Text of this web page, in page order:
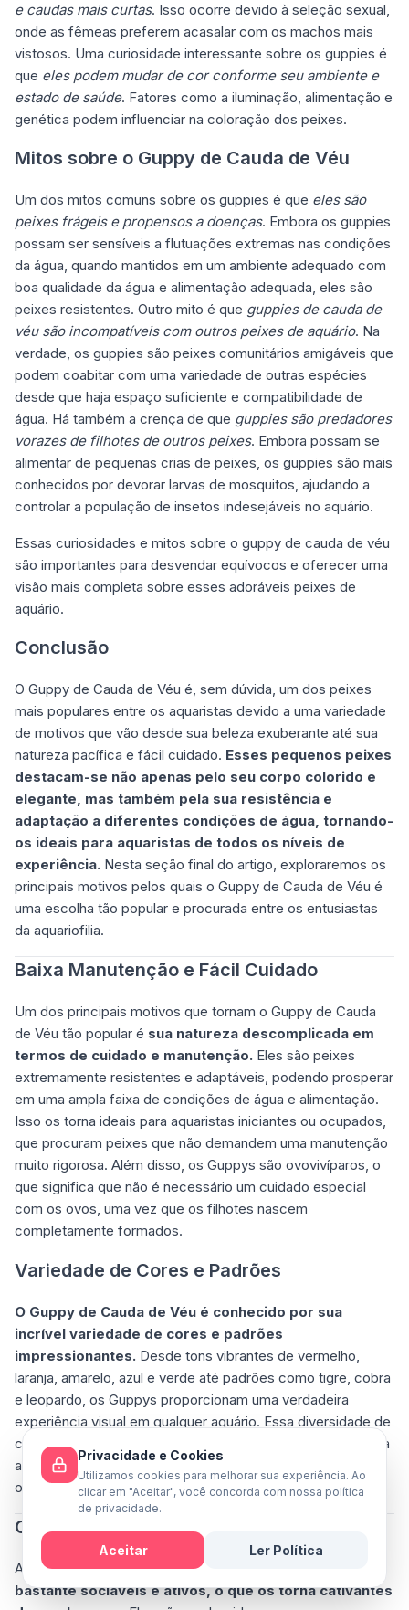
e caudas mais curtas. Isso ocorre devido à seleção sexual,
onde as fêmeas preferem acasalar com os machos mais
vistosos. Uma curiosidade interessante sobre os guppies é
que eles podem mudar de cor conforme seu ambiente e
estado de saúde. Fatores como a iluminação, alimentação e
genética podem influenciar na coloração dos peixes.
Mitos sobre o Guppy de Cauda de Véu
Um dos mitos comuns sobre os guppies é que eles são
peixes frágeis e propensos a doenças. Embora os guppies
possam ser sensíveis a flutuações extremas nas condições
da água, quando mantidos em um ambiente adequado com
boa qualidade da água e alimentação adequada, eles são
peixes resistentes. Outro mito é que guppies de cauda de
véu são incompatíveis com outros peixes de aquário. Na
verdade, os guppies são peixes comunitários amigáveis que
podem coabitar com uma variedade de outras espécies
desde que haja espaço suficiente e compatibilidade de
água. Há também a crença de que guppies são predadores
vorazes de filhotes de outros peixes. Embora possam se
alimentar de pequenas crias de peixes, os guppies são mais
conhecidos por devorar larvas de mosquitos, ajudando a
controlar a população de insetos indesejáveis no aquário.
Essas curiosidades e mitos sobre o guppy de cauda de véu
são importantes para desvendar equívocos e oferecer uma
visão mais completa sobre esses adoráveis peixes de
aquário.
Conclusão
O Guppy de Cauda de Véu é, sem dúvida, um dos peixes
mais populares entre os aquaristas devido a uma variedade
de motivos que vão desde sua beleza exuberante até sua
natureza pacífica e fácil cuidado. Esses pequenos peixes
destacam-se não apenas pelo seu corpo colorido e
elegante, mas também pela sua resistência e
adaptação a diferentes condições de água, tornando-
os ideais para aquaristas de todos os níveis de
experiência. Nesta seção final do artigo, exploraremos os
principais motivos pelos quais o Guppy de Cauda de Véu é
uma escolha tão popular e procurada entre os entusiastas
da aquariofilia.
Baixa Manutenção e Fácil Cuidado
Um dos principais motivos que tornam o Guppy de Cauda
de Véu tão popular é sua natureza descomplicada em
termos de cuidado e manutenção. Eles são peixes
extremamente resistentes e adaptáveis, podendo prosperar
em uma ampla faixa de condições de água e alimentação.
Isso os torna ideais para aquaristas iniciantes ou ocupados,
que procuram peixes que não demandem uma manutenção
muito rigorosa. Além disso, os Guppys são ovovivíparos, o
que significa que não é necessário um cuidado especial
com os ovos, uma vez que os filhotes nascem
completamente formados.
Variedade de Cores e Padrões
O Guppy de Cauda de Véu é conhecido por sua
incrível variedade de cores e padrões
impressionantes. Desde tons vibrantes de vermelho,
laranja, amarelo, azul e verde até padrões como tigre, cobra
e leopardo, os Guppys proporcionam uma verdadeira
experiência visual em qualquer aquário. Essa diversidade de
cores torna os Guppys uma opção altamente desejada para
aquaristas que desejam um aquário vibrante e colorido,
onde esses peixes possam se destacar.
Comportamento Sociável e Interessante
Além de sua beleza estonteante,
bastante sociáveis e ativos, o que os torna cativantes
Privacidade e Cookies
Utilizamos cookies para melhorar sua experiência. Ao
clicar em "Aceitar", você concorda com nossa política
de privacidade.
Aceitar
Ler Política